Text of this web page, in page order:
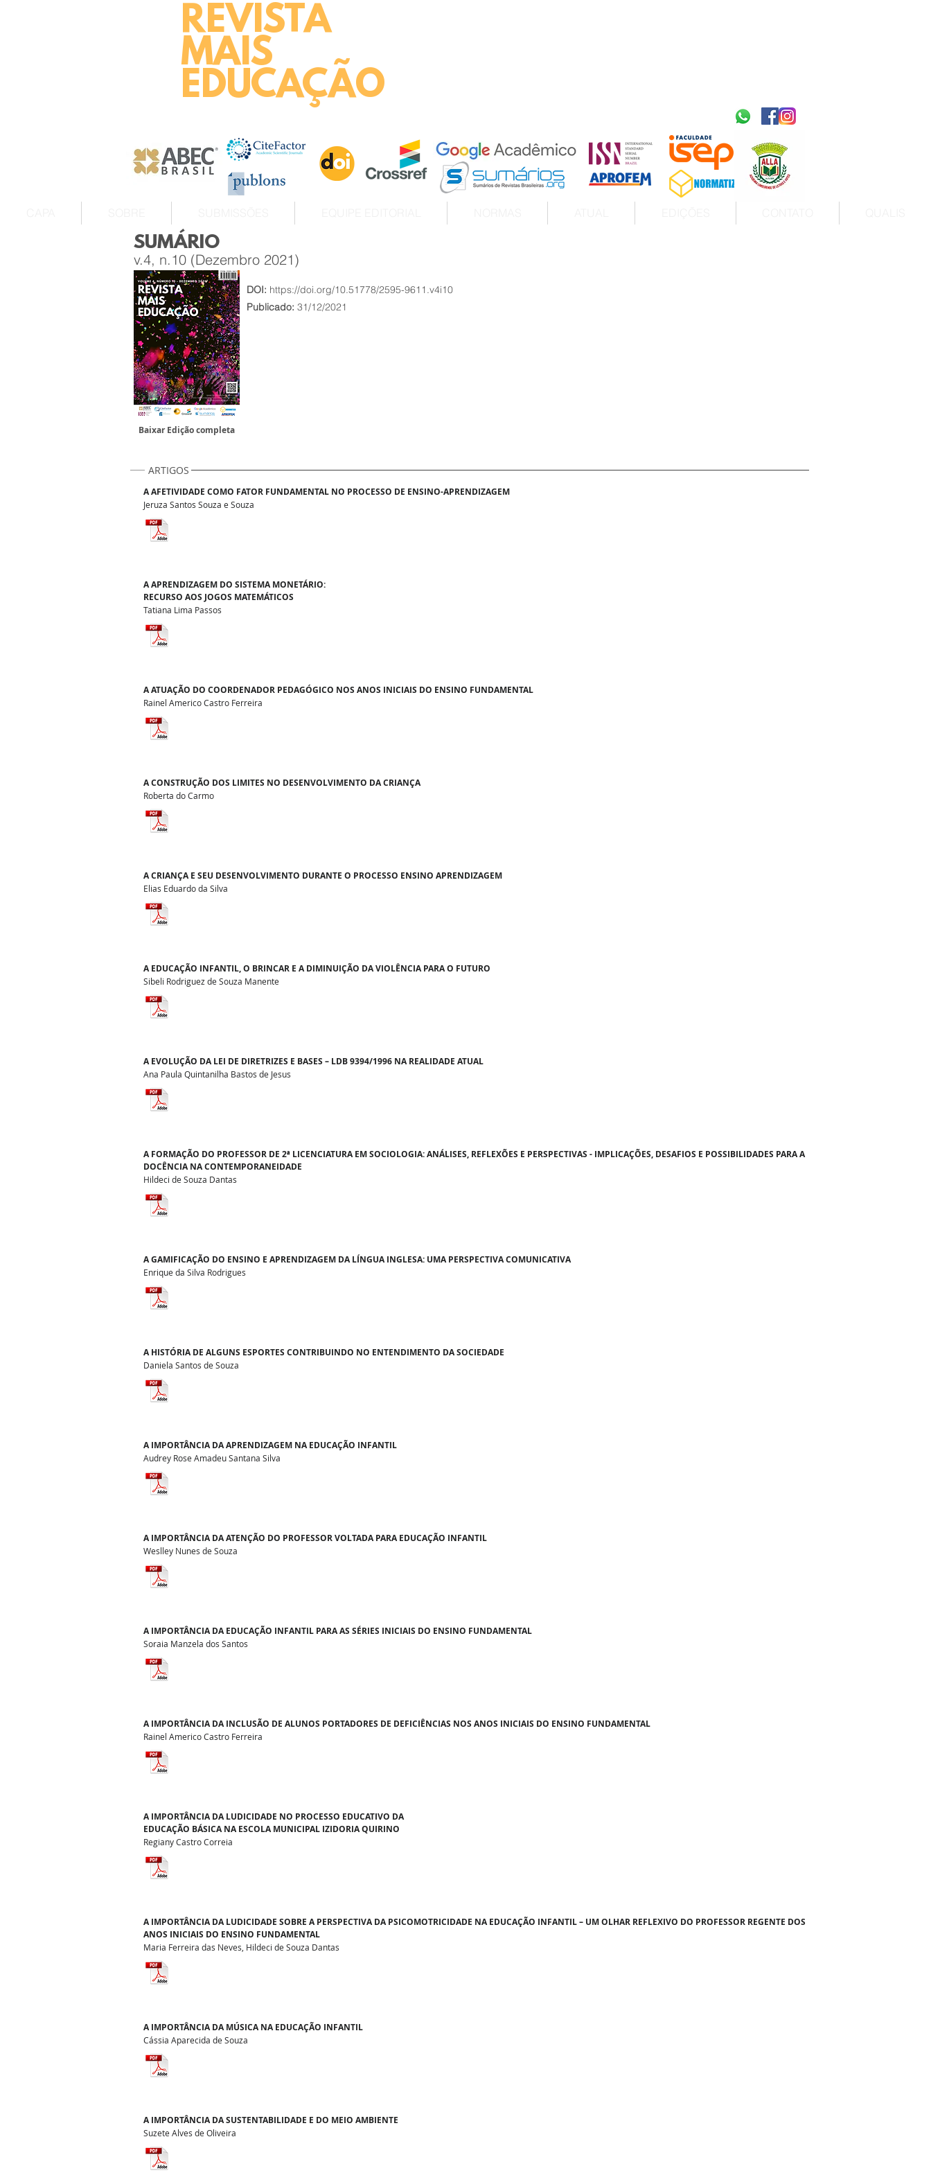
REVISTA
MAIS
EDUCAÇÃO
SUMÁRIO
v.4, n.10 (Dezembro 2021)
DOI: https://doi.org/10.51778/2595-9611.v4i10
Publicado: 31/12/2021
Baixar Edição completa
ARTIGOS
Jeruza Santos Souza e Souza
A AFETIVIDADE COMO FATOR FUNDAMENTAL NO PROCESSO DE ENSINO-APRENDIZAGEM
Tatiana Lima Passos
A APRENDIZAGEM DO SISTEMA MONETÁRIO:
RECURSO AOS JOGOS MATEMÁTICOS
Rainel Americo Castro Ferreira
A ATUAÇÃO DO COORDENADOR PEDAGÓGICO NOS ANOS INICIAIS DO ENSINO FUNDAMENTAL
Roberta do Carmo
A CONSTRUÇÃO DOS LIMITES NO DESENVOLVIMENTO DA CRIANÇA
Elias Eduardo da Silva
A CRIANÇA E SEU DESENVOLVIMENTO DURANTE O PROCESSO ENSINO APRENDIZAGEM
Sibeli Rodriguez de Souza Manente
A EDUCAÇÃO INFANTIL, O BRINCAR E A DIMINUIÇÃO DA VIOLÊNCIA PARA O FUTURO
Ana Paula Quintanilha Bastos de Jesus
A EVOLUÇÃO DA LEI DE DIRETRIZES E BASES – LDB 9394/1996 NA REALIDADE ATUAL
Hildeci de Souza Dantas
A FORMAÇÃO DO PROFESSOR DE 2ª LICENCIATURA EM SOCIOLOGIA: ANÁLISES, REFLEXÕES E PERSPECTIVAS - IMPLICAÇÕES, DESAFIOS E POSSIBILIDADES PARA A
DOCÊNCIA NA CONTEMPORANEIDADE
Enrique da Silva Rodrigues
A GAMIFICAÇÃO DO ENSINO E APRENDIZAGEM DA LÍNGUA INGLESA: UMA PERSPECTIVA COMUNICATIVA
Daniela Santos de Souza
A HISTÓRIA DE ALGUNS ESPORTES CONTRIBUINDO NO ENTENDIMENTO DA SOCIEDADE
Audrey Rose Amadeu Santana Silva
A IMPORTÂNCIA DA APRENDIZAGEM NA EDUCAÇÃO INFANTIL
Weslley Nunes de Souza
A IMPORTÂNCIA DA ATENÇÃO DO PROFESSOR VOLTADA PARA EDUCAÇÃO INFANTIL
Soraia Manzela dos Santos
A IMPORTÂNCIA DA EDUCAÇÃO INFANTIL PARA AS SÉRIES INICIAIS DO ENSINO FUNDAMENTAL
Rainel Americo Castro Ferreira
A IMPORTÂNCIA DA INCLUSÃO DE ALUNOS PORTADORES DE DEFICIÊNCIAS NOS ANOS INICIAIS DO ENSINO FUNDAMENTAL
Regiany Castro Correia
A IMPORTÂNCIA DA LUDICIDADE NO PROCESSO EDUCATIVO DA
EDUCAÇÃO BÁSICA NA ESCOLA MUNICIPAL IZIDORIA QUIRINO
Maria Ferreira das Neves, Hildeci de Souza Dantas
A IMPORTÂNCIA DA LUDICIDADE SOBRE A PERSPECTIVA DA PSICOMOTRICIDADE NA EDUCAÇÃO INFANTIL – UM OLHAR REFLEXIVO DO PROFESSOR REGENTE DOS
ANOS INICIAIS DO ENSINO FUNDAMENTAL
Cássia Aparecida de Souza
A IMPORTÂNCIA DA MÚSICA NA EDUCAÇÃO INFANTIL
Suzete Alves de Oliveira
A IMPORTÂNCIA DA SUSTENTABILIDADE E DO MEIO AMBIENTE